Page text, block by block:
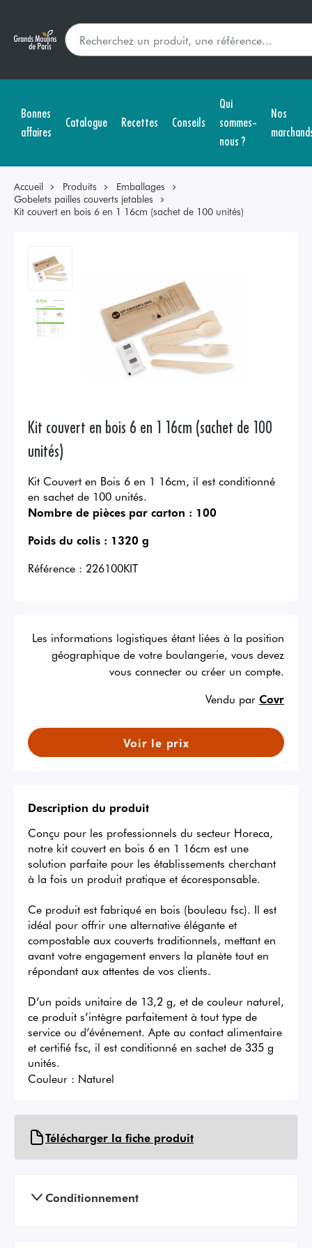
Bonnes
affaires
Catalogue Recettes Conseils
Qui
sommes-
nous ?
Nos
Accueil Produits
Emballages
Gobelets pailles couverts jetables
Kit couvert en bois 6 en 1 16cm (sachet de 100 unités)
Kit couvert en bois 6 en 1 16cm (sachet de 100
unités)
Kit Couvert en Bois 6 en 1 16cm, il est conditionné
en sachet de 100 unités.
Nombre de pièces par carton : 100
Poids du colis : 1320 g
Référence : 226100KIT
Les informations logistiques étant liées à la position
géographique de votre boulangerie, vous devez
vous connecter ou créer un compte.
Vendu par Covr
Voir le prix
Description du produit
Conçu pour les professionnels du secteur Horeca,
notre kit couvert en bois 6 en 1 16cm est une
solution parfaite pour les établissements cherchant
à la fois un produit pratique et écoresponsable.
Ce produit est fabriqué en bois (bouleau fsc). Il est
idéal pour offrir une alternative élégante et
compostable aux couverts traditionnels, mettant en
avant votre engagement envers la planète tout en
répondant aux attentes de vos clients.
D’un poids unitaire de 13,2 g, et de couleur naturel,
ce produit s’intègre parfaitement à tout type de
service ou d’événement. Apte au contact alimentaire
et certifié fsc, il est conditionné en sachet de 335 g
unités.
Couleur : Naturel
Télécharger la fiche produit
Conditionnement